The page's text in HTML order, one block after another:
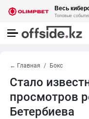
← Главная Бокс
Стало
просмотров
Бетербиева